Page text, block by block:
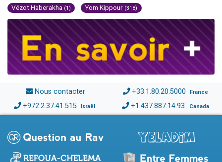
Vézot Haberakha (1) Yom Kippour (318)
Nous contacter +33.1.80.20.5000 France
+972.2.37.41.515 Israël +1.437.887.14.93 Canada